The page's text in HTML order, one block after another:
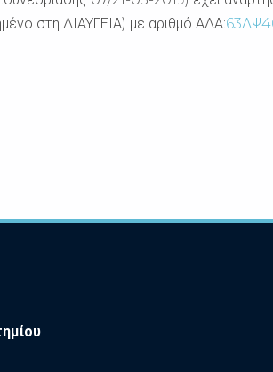
στη ΔΙΑΥΓΕΙΑ) με αριθμό ΑΔΑ: